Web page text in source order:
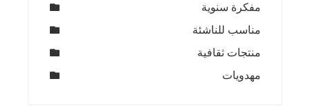
مفكرة سنوية
مناسب للناشئة
منتجات ثقافية
مهدويات